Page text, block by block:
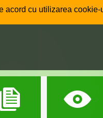
acord cu utilizarea cookie-